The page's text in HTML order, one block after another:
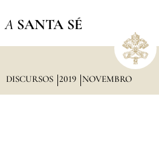
A SANTA SÉ
DISCURSOS 2019 NOVEMBRO